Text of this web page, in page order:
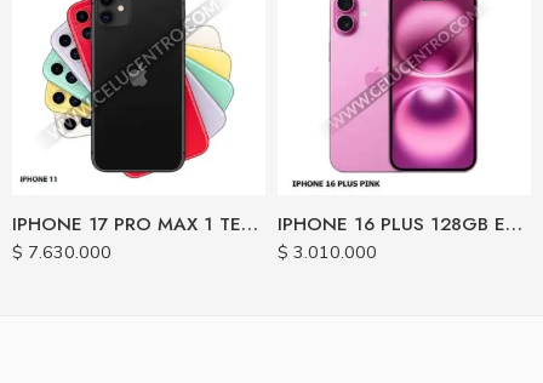
IPHONE 17 PRO MAX 1 TERA ESIM
$ 7.630.000
IPHONE 16 PLUS 128GB ESIM
$ 3.010.000